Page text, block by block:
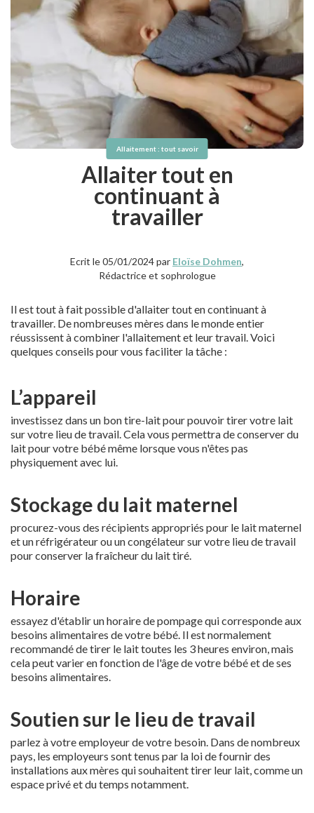
Allaitement : tout savoir
Allaiter tout en
continuant à
travailler
Ecrit le 05/01/2024 par Eloïse Dohmen,
Rédactrice et sophrologue
Il est tout à fait possible d'allaiter tout en continuant à
travailler. De nombreuses mères dans le monde entier
réussissent à combiner l'allaitement et leur travail. Voici
quelques conseils pour vous faciliter la tâche :
L’appareil
investissez dans un bon tire-lait pour pouvoir tirer votre lait
sur votre lieu de travail. Cela vous permettra de conserver du
lait pour votre bébé même lorsque vous n'êtes pas
physiquement avec lui.
Stockage du lait maternel
procurez-vous des récipients appropriés pour le lait maternel
et un réfrigérateur ou un congélateur sur votre lieu de travail
pour conserver la fraîcheur du lait tiré.
Horaire
essayez d'établir un horaire de pompage qui corresponde aux
besoins alimentaires de votre bébé. Il est normalement
recommandé de tirer le lait toutes les 3 heures environ, mais
cela peut varier en fonction de l'âge de votre bébé et de ses
besoins alimentaires.
Soutien sur le lieu de travail
parlez à votre employeur de votre besoin. Dans de nombreux
pays, les employeurs sont tenus par la loi de fournir des
installations aux mères qui souhaitent tirer leur lait, comme un
espace privé et du temps notamment.